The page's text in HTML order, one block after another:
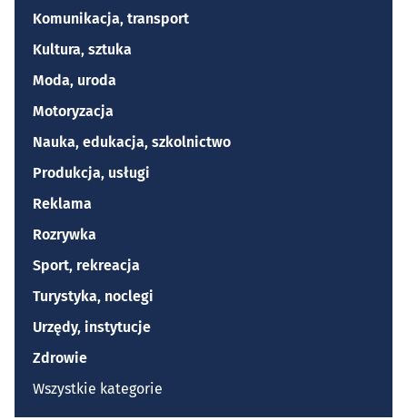
Komunikacja, transport
Kultura, sztuka
Moda, uroda
Motoryzacja
Nauka, edukacja, szkolnictwo
Produkcja, usługi
Reklama
Rozrywka
Sport, rekreacja
Turystyka, noclegi
Urzędy, instytucje
Zdrowie
Wszystkie kategorie